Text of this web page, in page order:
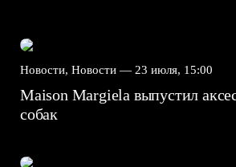
Новости, Новости — 23 июля, 15:00
Maison Margiela выпустил
собак